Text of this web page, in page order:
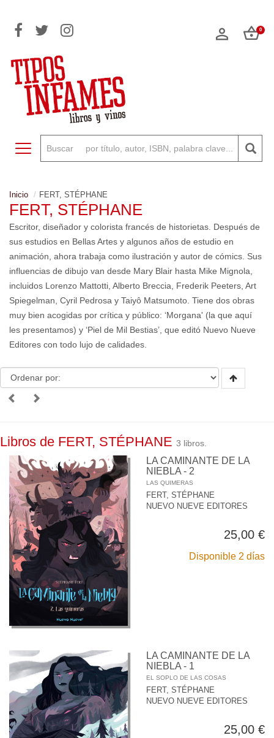
0
Toggle navigation
Inicio FERT, STÉPHANE
FERT, STÉPHANE
Escritor, diseñador y colorista francés de historietas. Después de
sus estudios en Bellas Artes y algunos años de estudio en
animación, ahora trabaja como ilustración y autor de cómics. Sus
influencias de dibujo van desde Mary Blair hasta Mike Mignola,
incluidos Lorenzo Mattotti, Alberto Breccia, Frederik Peeters, Art
Spiegelman, Cyril Pedrosa y Taiyô Matsumoto. Tiene dos obras
muy bien acogidas por crítica y público: ‘Morgana' (la que aquí
les presentamos) y ‘Piel de Mil Bestias’, que editó Nuevo Nueve
Editores con todo lujo de calidades.
Libros de FERT, STÉPHANE 3 libros.
LA CAMINANTE DE LA
NIEBLA - 2
LAS QUIMERAS
FERT, STÉPHANE
NUEVO NUEVE EDITORES
25,00 €
Disponible 2 días
LA CAMINANTE DE LA
NIEBLA - 1
EL SOPLO DE LAS COSAS
FERT, STÉPHANE
NUEVO NUEVE EDITORES
25,00 €